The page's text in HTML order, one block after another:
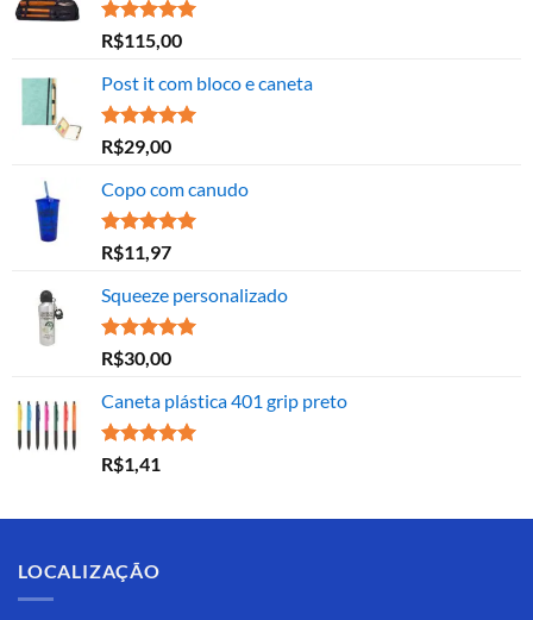
Avaliação
5.00
de 5
R$115,00
Post it com bloco e caneta
Avaliação
5.00
de 5
R$29,00
Copo com canudo
Avaliação
5.00
de 5
R$11,97
Squeeze personalizado
Avaliação
5.00
de 5
R$30,00
Caneta plástica 401 grip preto
Avaliação
5.00 de 5
R$1,41
LOCALIZAÇÃO